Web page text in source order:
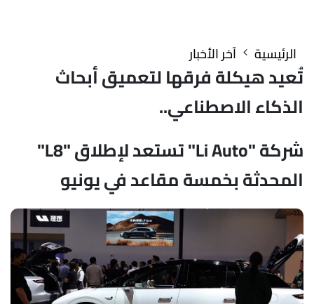
الرئيسية آخر الأخبار
تُعيد هيكلة فرقها لتعميق أبحاث
الذكاء الاصطناعي..
شركة "Li Auto" تستعد لإطلاق "L8"
المحدثة بخمسة مقاعد في يونيو